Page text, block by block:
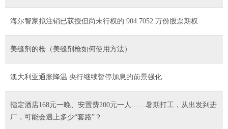
海尔智家拟注销已获授但尚未行权的 904.7052 万份股票期权
美缝剂的枪（美缝剂枪如何使用方法）
澳大利亚通胀降温 央行继续暂停加息的前景强化
指定酒店168元一晚、安置费200元一人……暑期打工，从出发到进
厂，可能会遇上多少“套路”？